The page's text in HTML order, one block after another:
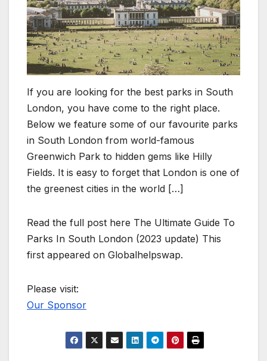
If you are looking for the best parks in South
London, you have come to the right place.
Below we feature some of our favourite parks
in South London from world-famous
Greenwich Park to hidden gems like Hilly
Fields. It is easy to forget that London is one of
the greenest cities in the world […]
Read the full post here The Ultimate Guide To
Parks In South London (2023 update) This
first appeared on Globalhelpswap.
Please visit:
Our Sponsor